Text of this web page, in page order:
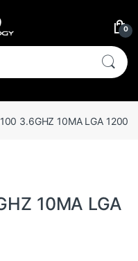
0
3.6GHZ 10MA LGA 1200
10MA LGA